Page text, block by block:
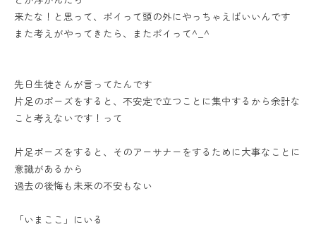
来たな！と思って、ポイって頭の外にやっちゃえばいいんです
また考えがやってきたら、またポイって^_^
先日生徒さんが言ってたんです
片足のポーズをすると、不安定で立つことに集中するから余計な
こと考えないです！って
片足ポーズをすると、そのアーサナーをするために大事なことに
意識があるから
過去の後悔も未来の不安もない
「いまここ」にいる